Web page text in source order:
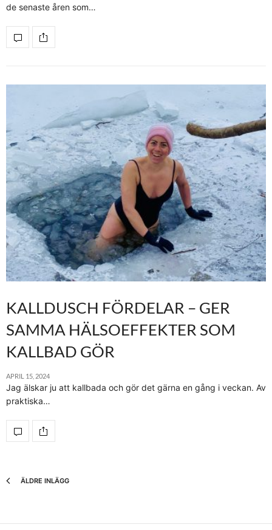
de senaste åren som…
KALLDUSCH FÖRDELAR – GER
SAMMA HÄLSOEFFEKTER SOM
KALLBAD GÖR
APRIL 15, 2024
Jag älskar ju att kallbada och gör det gärna en gång i veckan. Av
praktiska…
ÄLDRE INLÄGG